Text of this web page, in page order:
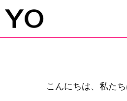
こんにちは、私たち